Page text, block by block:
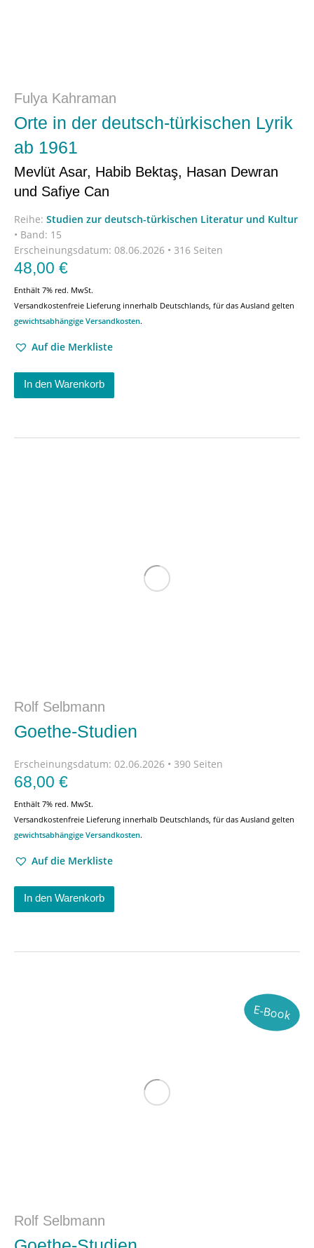
Fulya Kahraman
Orte in der deutsch-türkischen Lyrik
ab 1961
Mevlüt Asar, Habib Bektaş, Hasan Dewran
und Safiye Can
Reihe: Studien zur deutsch-türkischen Literatur und Kultur
• Band: 15
Erscheinungsdatum: 08.06.2026 • 316 Seiten
48,00 €
Enthält 7% red. MwSt.
Versandkostenfreie Lieferung innerhalb Deutschlands, für das Ausland gelten
gewichtsabhängige Versandkosten.
Auf die Merkliste
In den Warenkorb
Rolf Selbmann
Goethe-Studien
Erscheinungsdatum: 02.06.2026 • 390 Seiten
68,00 €
Enthält 7% red. MwSt.
Versandkostenfreie Lieferung innerhalb Deutschlands, für das Ausland gelten
gewichtsabhängige Versandkosten.
Auf die Merkliste
In den Warenkorb
E-Book
Rolf Selbmann